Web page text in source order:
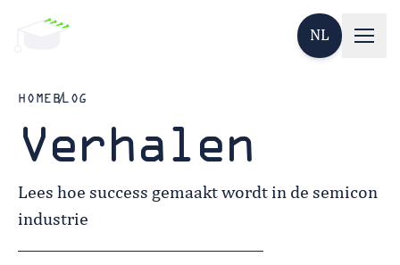
NL
HOMEBLOG
Verhalen
Lees hoe success gemaakt wordt in de semicon
industrie